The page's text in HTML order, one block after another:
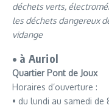
déchets verts,
les déchets dangereux
vidange
• à Auriol
Quartier Pont de Joux
Horaires d’ouverture :
• du lundi au samedi de